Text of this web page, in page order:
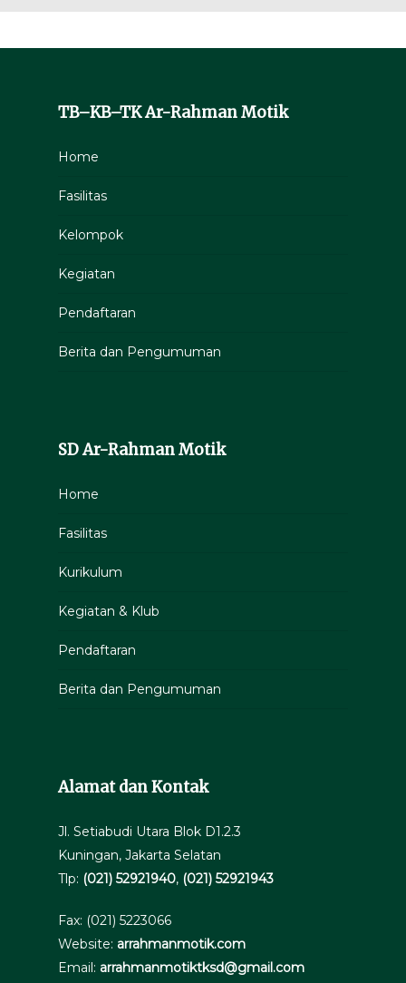
TB–KB–TK Ar-Rahman Motik
Home
Fasilitas
Kelompok
Kegiatan
Pendaftaran
Berita dan Pengumuman
SD Ar-Rahman Motik
Home
Fasilitas
Kurikulum
Kegiatan & Klub
Pendaftaran
Berita dan Pengumuman
Alamat dan Kontak
Jl. Setiabudi Utara Blok D1.2.3
Kuningan, Jakarta Selatan
Tlp: (021) 52921940, (021) 52921943
Fax: (021) 5223066
Website: arrahmanmotik.com
Email: arrahmanmotiktksd@gmail.com